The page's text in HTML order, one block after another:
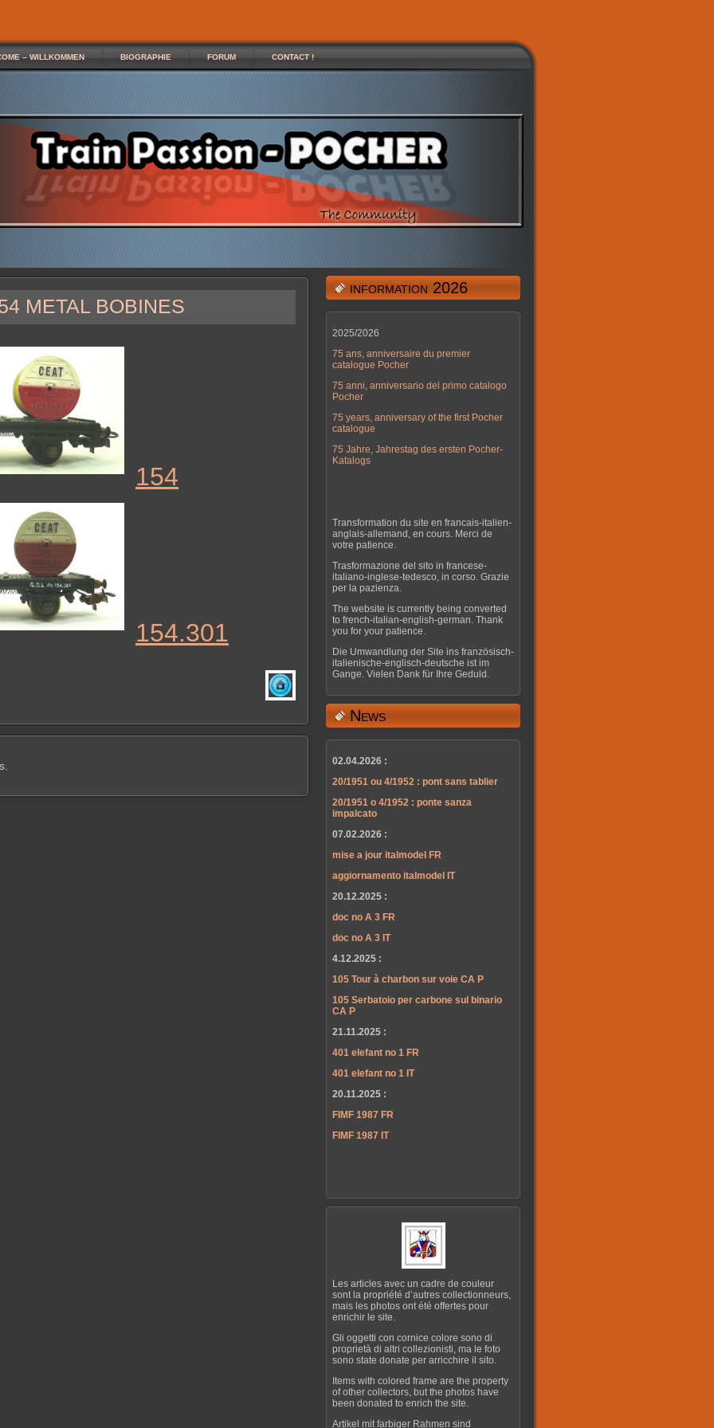
– WILLKOMMEN BIOGRAPHIE FORUM CONTACT !
METAL BOBINES
154
154.301
information 2026
2025/2026
75 ans, anniversaire du premier
catalogue Pocher
75 anni, anniversario del primo catalogo
Pocher
75 years, anniversary of the first Pocher
catalogue
75 Jahre, Jahrestag des ersten Pocher-
Katalogs
Transformation du site en francais-italien-
anglais-allemand, en cours. Merci de
votre patience.
Trasformazione del sito in francese-
italiano-inglese-tedesco, in corso. Grazie
per la pazienza.
The website is currently being converted
to french-italian-english-german. Thank
you for your patience.
Die Umwandlung der Site ins französisch-
italienische-englisch-deutsche ist im
Gange. Vielen Dank für Ihre Geduld.
News
02.04.2026 :
20/1951 ou 4/1952 : pont sans tablier
20/1951 o 4/1952 : ponte sanza
impalcato
07.02.2026 :
mise a jour italmodel FR
aggiornamento italmodel IT
20.12.2025 :
doc no A 3 FR
doc no A 3 IT
4.12.2025 :
105 Tour à charbon sur voie CA P
105 Serbatoio per carbone sul binario
CA P
21.11.2025 :
401 elefant no 1 FR
401 elefant no 1 IT
20.11.2025 :
FIMF 1987 FR
FIMF 1987 IT
Les articles avec un cadre de couleur
sont la propriété d’autres collectionneurs,
mais les photos ont été offertes pour
enrichir le site.
Gli oggetti con cornice colore sono di
proprietà di altri collezionisti, ma le foto
sono state donate per arricchire il sito.
Items with colored frame are the property
of other collectors, but the photos have
been donated to enrich the site.
Artikel mit farbiger Rahmen sind